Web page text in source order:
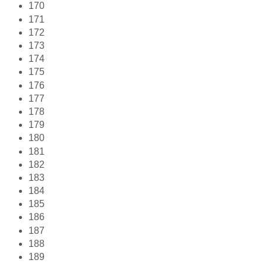
170
171
172
173
174
175
176
177
178
179
180
181
182
183
184
185
186
187
188
189